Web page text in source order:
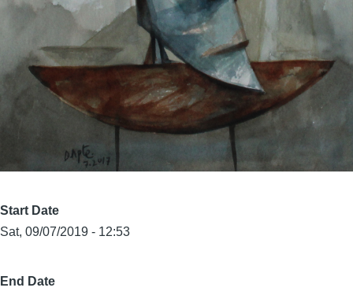
Start Date
Sat, 09/07/2019 - 12:53
End Date